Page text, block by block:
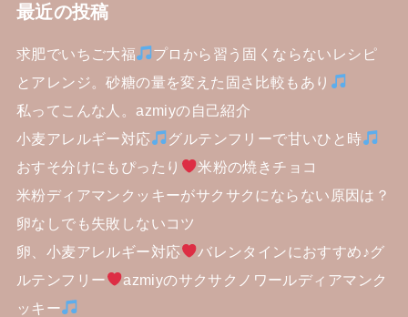
最近の投稿
求肥でいちご大福
プロから習う固くならないレシピ
とアレンジ。砂糖の量を変えた固さ比較もあり
私ってこんな人。azmiyの自己紹介
小麦アレルギー対応
グルテンフリーで甘いひと時
おすそ分けにもぴったり
米粉の焼きチョコ
米粉ディアマンクッキーがサクサクにならない原因は？
卵なしでも失敗しないコツ
卵、小麦アレルギー対応
バレンタインにおすすめ♪グ
ルテンフリー
azmiyのサクサクノワールディアマンク
ッキー